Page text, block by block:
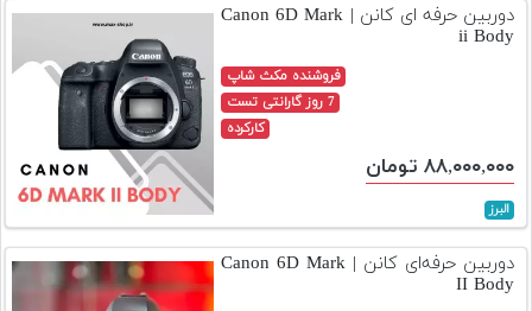
دوم
دوربین
و
تجهیزات
مکث
پلاس
دوربین حرفه ای کانن | Canon 6D Mark
ii Body
فروشنده مکث شاپ
7 روز گارانتی تست
کارکرده
۸۸,۰۰۰,۰۰۰ تومان
البرز
دوربین حرفه‌ای کانن | Canon 6D Mark
II Body